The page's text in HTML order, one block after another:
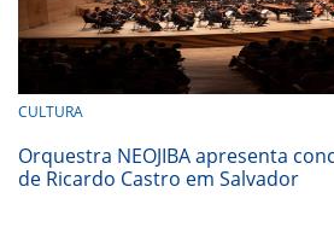
CULTURA
Orquestra NEOJIBA apresenta
de Ricardo Castro em Salvador